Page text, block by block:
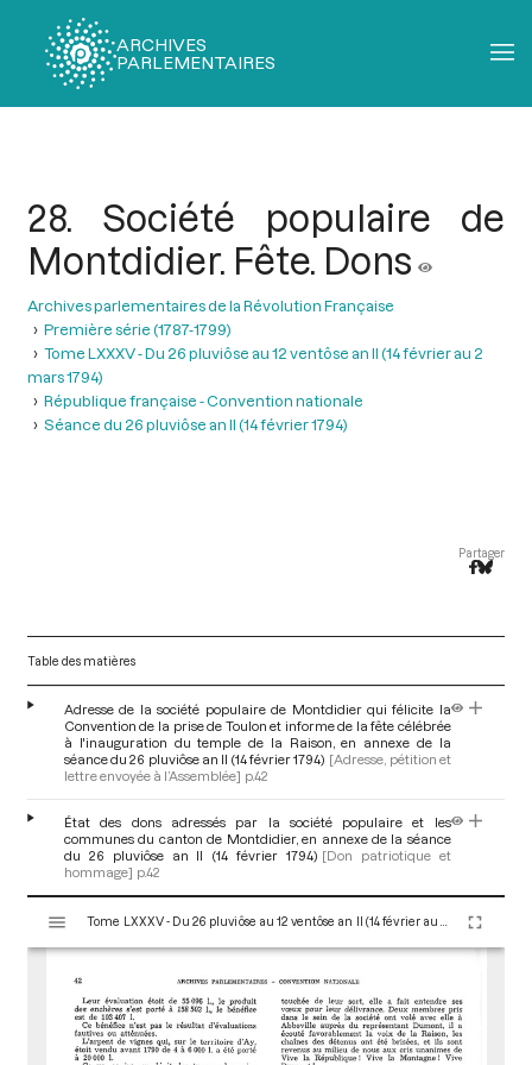
ARCHIVES
PARLEMENTAIRES
28. Société populaire de
Montdidier. Fête. Dons
Archives parlementaires de la Révolution Française
Première série (1787-1799)
Tome LXXXV - Du 26 pluviôse au 12 ventôse an II (14 février au 2
mars 1794)
République française - Convention nationale
Séance du 26 pluviôse an II (14 février 1794)
Partager
Table des matières
Adresse de la société populaire de Montdidier qui félicite la
Convention de la prise de Toulon et informe de la fête célébrée
à l'inauguration du temple de la Raison, en annexe de la
séance du 26 pluviôse an II (14 février 1794) [Adresse, pétition et
lettre envoyée à l’Assemblée] p.42
État des dons adressés par la société populaire et les
communes du canton de Montdidier, en annexe de la séance
du 26 pluviôse an II (14 février 1794) [Don patriotique et
hommage] p.42
s